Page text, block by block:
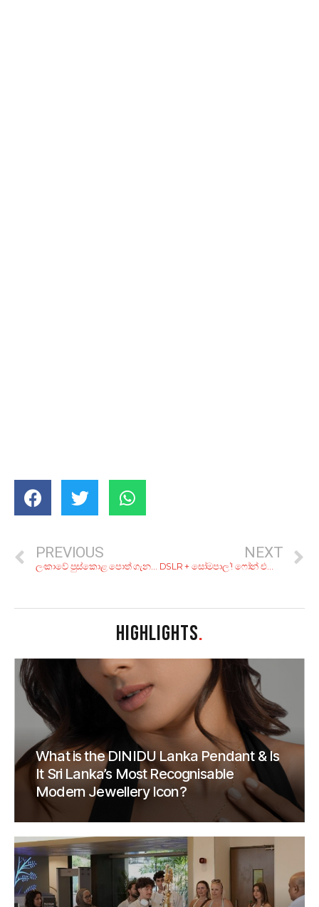
PREVIOUS
ලංකාවේ පුස්කොළ පොත් ගැන දැනගන්න ම ඕනේ කාරණා පෙළක්
NEXT
DSLR + සෝමපාල’! ෆෝන් එකෙනුත් සුපිරි ෆොටෝ ගන්න කියාපු ට්‍රික්ස් 11ක්
HIGHLIGHTS.
What is the DINIDU Lanka Pendant & Is
It Sri Lanka’s Most Recognisable
Modern Jewellery Icon?